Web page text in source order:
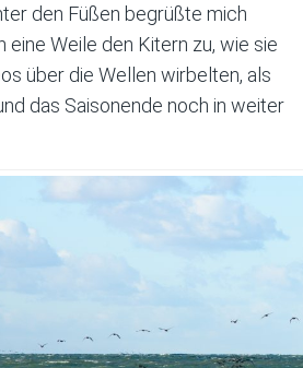
den Füßen begrüßte mich
eine Weile den Kitern zu, wie sie
über die Wellen wirbelten, als
das Saisonende noch in weiter